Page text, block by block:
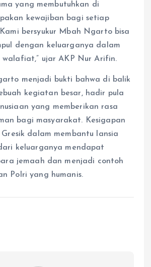
yang membutuhkan di
kewajiban bagi setiap
bersyukur Mbah Ngarto bisa
dengan keluarganya dalam
ujar AKP Nur Arifin.
menjadi bukti bahwa di balik
kegiatan besar, hadir pula
yang memberikan rasa
bagi masyarakat. Kesigapan
Gresik dalam membantu lansia
keluarganya mendapat
jemaah dan menjadi contoh
Polri yang humanis.